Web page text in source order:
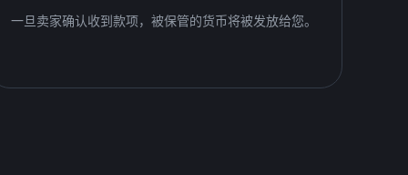
一旦卖家确认收到款项，被保管的货币将被发放给您。